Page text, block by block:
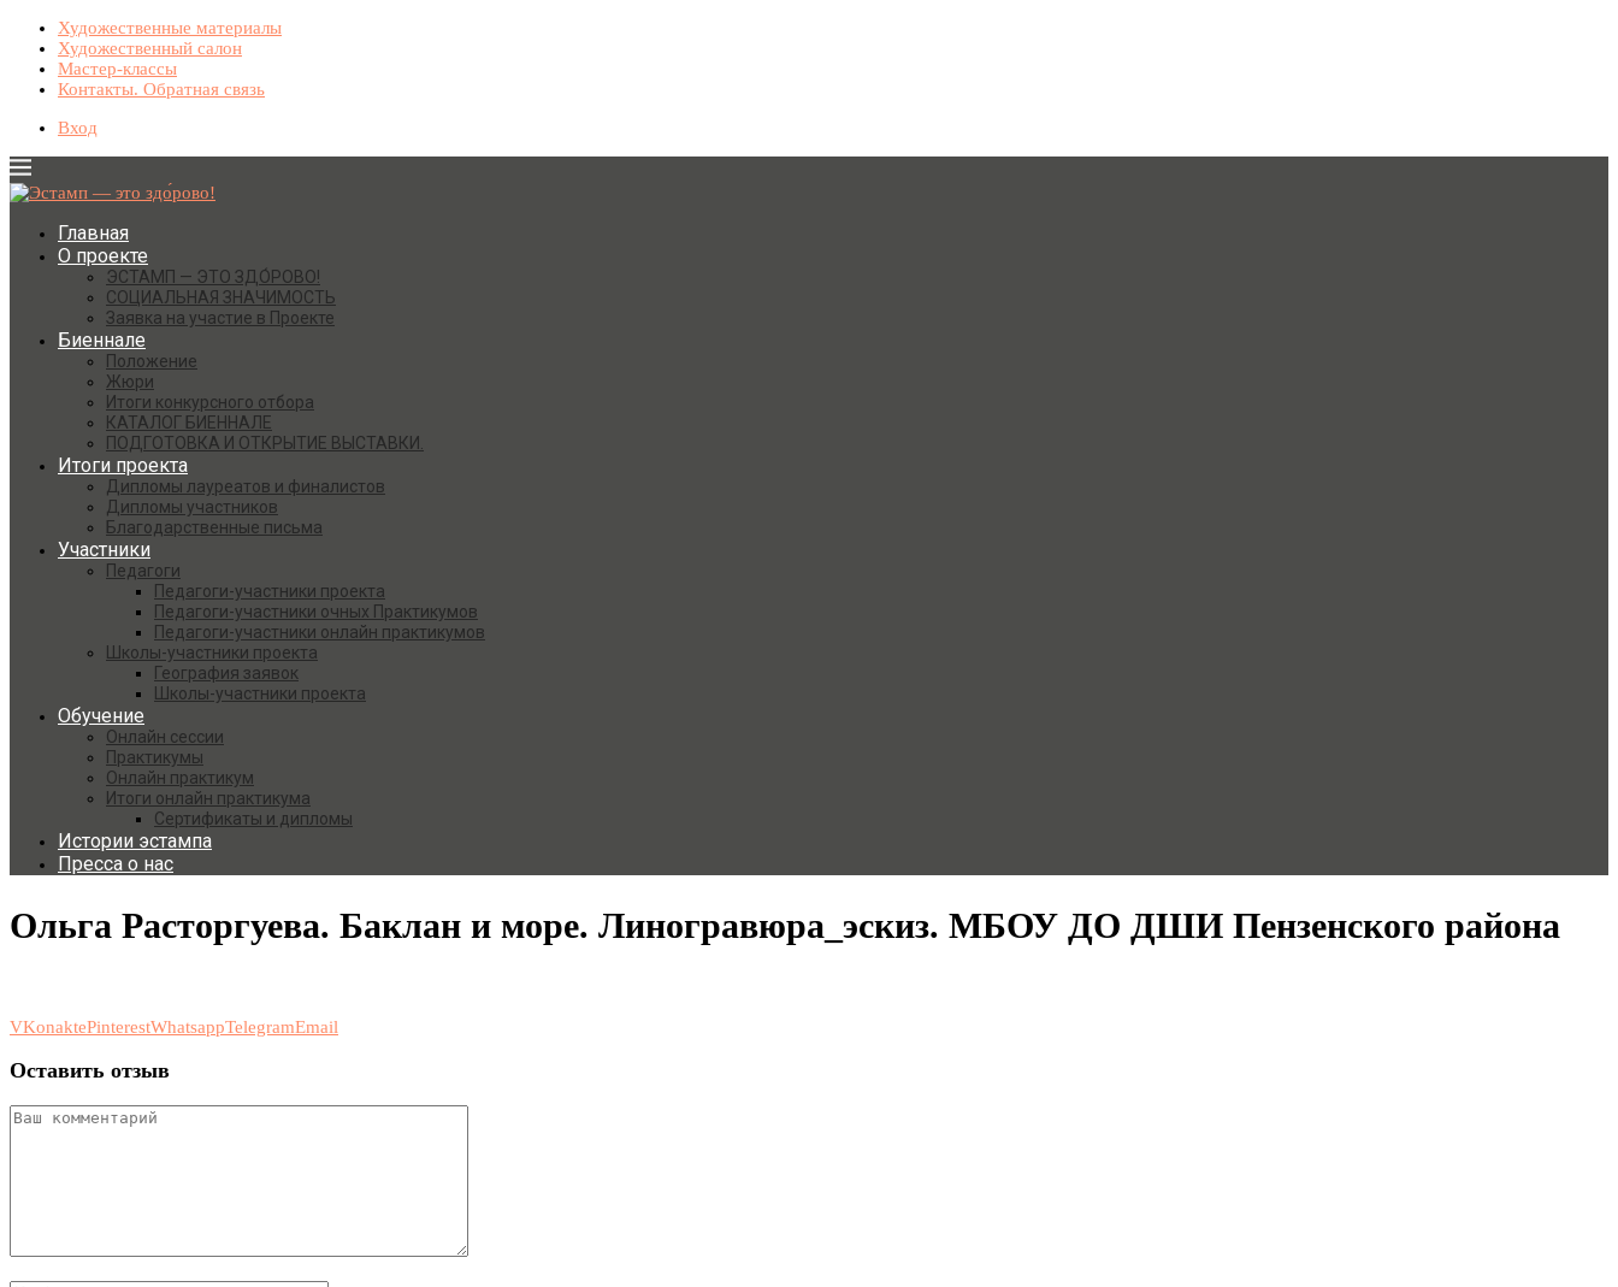
Художественные материалы
Художественный салон
Мастер-классы
Контакты. Обратная связь
Вход
Главная
О проекте
ЭСТАМП — ЭТО ЗДО́РОВО!
СОЦИАЛЬНАЯ ЗНАЧИМОСТЬ
Заявка на участие в Проекте
Биеннале
Положение
Жюри
Итоги конкурсного отбора
КАТАЛОГ БИЕННАЛЕ
ПОДГОТОВКА И ОТКРЫТИЕ ВЫСТАВКИ.
Итоги проекта
Дипломы лауреатов и финалистов
Дипломы участников
Благодарственные письма
Участники
Педагоги
Педагоги-участники проекта
Педагоги-участники очных Практикумов
Педагоги-участники онлайн практикумов
Школы-участники проекта
География заявок
Школы-участники проекта
Обучение
Онлайн сессии
Практикумы
Онлайн практикум
Итоги онлайн практикума
Сертификаты и дипломы
Истории эстампа
Пресса о нас
Ольга Расторгуева. Баклан и море. Линогравюра_эскиз. МБОУ ДО ДШИ Пензенского района
VKonaktePinterestWhatsappTelegramEmail
Оставить отзыв